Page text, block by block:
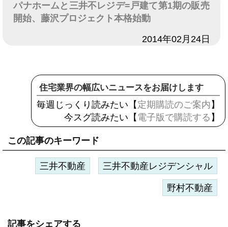
パナホームと三井不レジデ=戸建て第1期の販売
開始、藤沢プロジェクト本格始動
2014年02月24日
住宅業界の幅広いニュースをお届けします
毎週じっくり読みたい【 定期購読のご案内 】
今スグ読みたい【 電子版で購読する 】
この記事のキーワード
三井不動産 三井不動産レジデンシャル
野村不動産
記事をシェアする